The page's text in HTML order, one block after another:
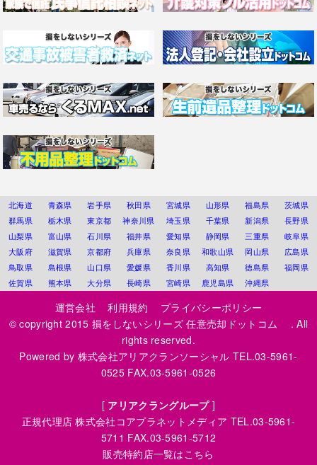
北海道 青森県 岩手県 秋田県 宮城県 山形県 福島県
茨城県
群馬県
栃木県 東京都 神奈川県 埼玉県 千葉県 新潟県
長野県
山梨県
富山県 石川県 福井県 愛知県 静岡県 三重県
岐阜県
大阪府
滋賀県 京都府 兵庫県 奈良県 和歌山県 岡山県
広島県
鳥取県
島根県 山口県 愛媛県 香川県 高知県 徳島県
福岡県
佐賀県
熊本県 大分県 長崎県 宮崎県 鹿児島県 沖縄県
運営会社 利用規約
プライバシーポリシー
© copyright 2015損をしないシリーズ 任意売却ドットコム
. All
rights reserved.
Powered by 株式会社アリアクランソーシャル TEL.03-5961-
0525 FAX.03-5961-0526
[ アリアクラングループ]
正規代理店株式会社コアプラネットメディア TEL.03-5961-
5711 FAX.03-5961-5712
販売特約店一覧はこちら